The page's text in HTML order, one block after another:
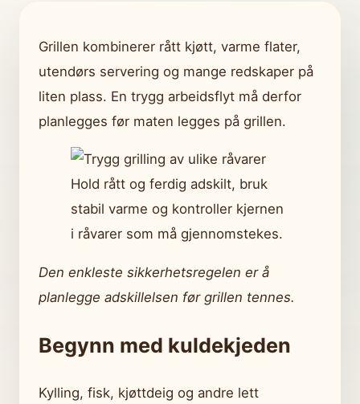
Grillen kombinerer rått kjøtt, varme flater,
utendørs servering og mange redskaper på
liten plass. En trygg arbeidsflyt må derfor
planlegges før maten legges på grillen.
Hold rått og ferdig adskilt, bruk
stabil varme og kontroller kjernen
i råvarer som må gjennomstekes.
Den enkleste sikkerhetsregelen er å
planlegge adskillelsen før grillen tennes.
Begynn med kuldekjeden
Kylling, fisk, kjøttdeig og andre lett